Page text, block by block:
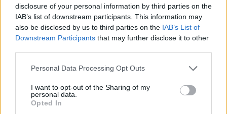
disclosure of your personal information by third parties on the
IAB’s list of downstream participants. This information may
also be disclosed by us to third parties on the IAB’s List of
Downstream Participants that may further disclose it to other
Please note that this website/app uses one or more Google
not limited to your visit or usage behaviour. You may click to
grant or deny consent to Google and its third-party tags to
use your data for below specified purposes in below Google
Personal Data Processing Opt Outs
I want to opt-out of the Sharing of my
personal data.
Opted In